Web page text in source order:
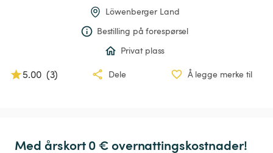
Löwenberger Land
Bestilling på forespørsel
Privat plass
5.00 (3) Dele Å legge merke til
Med årskort 0 € overnattingskostnader!